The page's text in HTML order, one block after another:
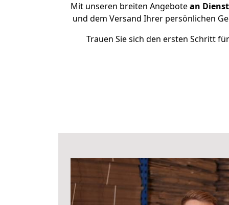
Mit unseren breiten Angebotean
und dem Versand Ihrer persönlichen
Trauen Sie sich den ersten Schritt